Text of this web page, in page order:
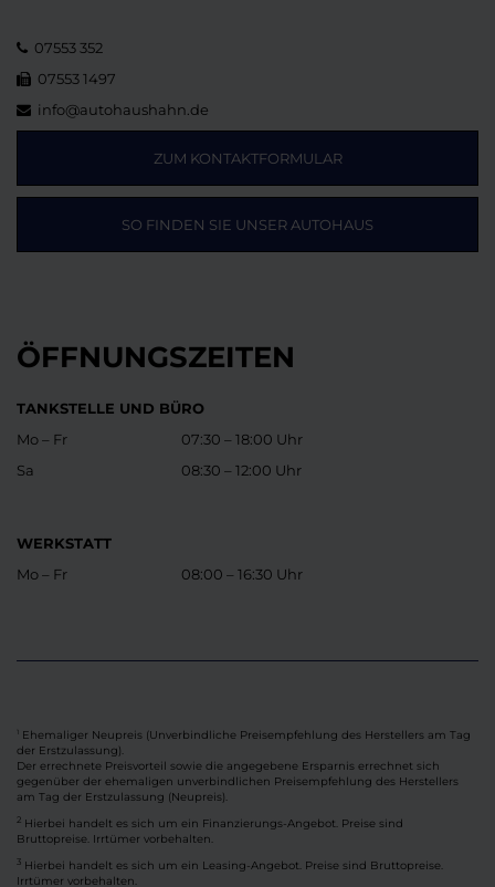
07553 352
07553 1497
info@autohaushahn.de
ZUM KONTAKTFORMULAR
SO FINDEN SIE UNSER AUTOHAUS
ÖFFNUNGSZEITEN
TANKSTELLE UND BÜRO
Mo – Fr
Sa
07:30 – 18:00 Uhr
08:30 – 12:00 Uhr
WERKSTATT
Mo – Fr
08:00 – 16:30 Uhr
Ehemaliger Neupreis (Unverbindliche Preisempfehlung des Herstellers am Tag
der Erstzulassung).
Der errechnete Preisvorteil sowie die angegebene Ersparnis errechnet sich
gegenüber der ehemaligen unverbindlichen Preisempfehlung des Herstellers
am Tag der Erstzulassung (Neupreis).
2 Hierbei handelt es sich um ein Finanzierungs-Angebot. Preise sind
Bruttopreise. Irrtümer vorbehalten.
3 Hierbei handelt es sich um ein Leasing-Angebot. Preise sind Bruttopreise.
Irrtümer vorbehalten.